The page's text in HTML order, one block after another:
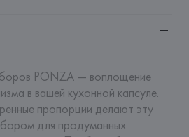
PONZA — воплощение
в вашей кухонной капсуле.
пропорции делают эту
для продуманных